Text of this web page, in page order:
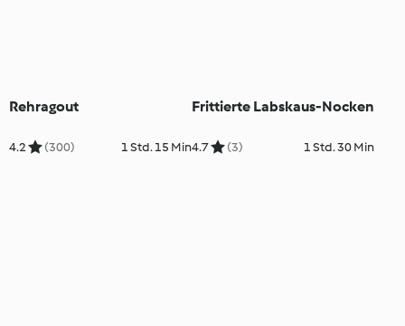
Rehragout
4.2 (300) 1 Std. 15 Min
Frittierte Labskaus-Nocken
4.7 (3) 1 Std. 30 Min